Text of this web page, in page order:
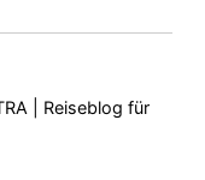
| Reiseblog für